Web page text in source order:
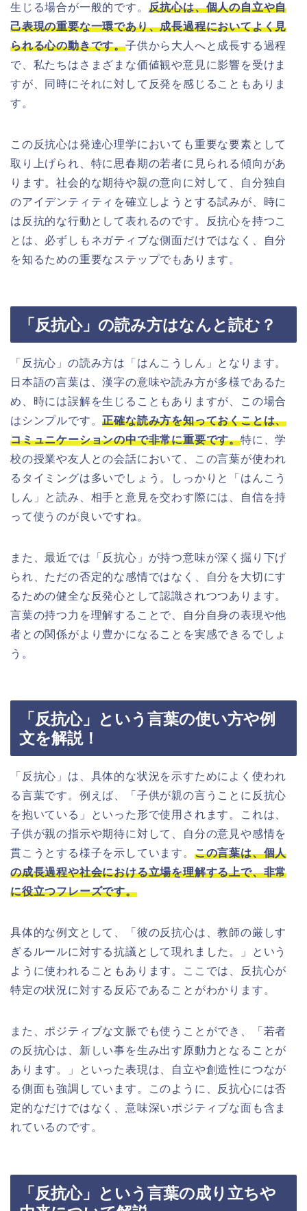
生じる場合が一般的です。 反抗心は、個人の自立や自
己表現の重要な一環であり、成長過程においてよく見
られる心の動きです。子供から大人へと成長する過程
で、私たちはさまざまな価値観や意見に影響を受けま
すが、同時にそれに対して反発を感じることもありま
す。
この反抗心は発達心理学においても重要な要素として
取り上げられ、特に思春期の若者に見られる傾向があ
ります。社会的な期待や親の意向に対して、自分独自
のアイデンティティを確立しようとする試みが、時に
は反抗的な行動として表れるのです。反抗心を持つこ
とは、必ずしもネガティブな側面だけではなく、自分
を知るための重要なステップでもあります。
「反抗心」の読み方はなんと読む？
「反抗心」の読み方は「はんこうしん」となります。
日本語の言葉は、漢字の意味や読み方が多様であるた
め、時には誤解を生じることもありますが、この場合
はシンプルです。正確な読み方を知っておくことは、
コミュニケーションの中で非常に重要です。特に、学
校の授業や友人との会話において、この言葉が使われ
るタイミングは多いでしょう。しっかりと「はんこう
しん」と読み、相手と意見を交わす際には、自信を持
って使うのが良いですね。
また、最近では「反抗心」が持つ意味が深く掘り下げ
られ、ただの否定的な感情ではなく、自分を大切にす
るための健全な反発心として認識されつつあります。
言葉の持つ力を理解することで、自分自身の表現や他
者との関係がより豊かになることを実感できるでしょ
う。
「反抗心」という言葉の使い方や例
文を解説！
「反抗心」は、具体的な状況を示すためによく使われ
る言葉です。例えば、「子供が親の言うことに反抗心
を抱いている」といった形で使用されます。これは、
子供が親の指示や期待に対して、自分の意見や感情を
貫こうとする様子を示しています。 この言葉は、個人
の成長過程や社会における立場を理解する上で、非常
に役立つフレーズです。
具体的な例文として、「彼の反抗心は、教師の厳しす
ぎるルールに対する抗議として現れました。」という
ように使われることもあります。ここでは、反抗心が
特定の状況に対する反応であることがわかります。
また、ポジティブな文脈でも使うことができ、「若者
の反抗心は、新しい事を生み出す原動力となることが
あります。」といった表現は、自立や創造性につなが
る側面も強調しています。このように、反抗心には否
定的なだけではなく、意味深いポジティブな面も含ま
れているのです。
「反抗心」という言葉の成り立ちや